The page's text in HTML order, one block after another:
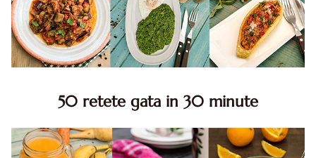
50 retete gata in 30 minute
minute. Retete rapide. Retete rapide de mancare. Idei
retete mancare rapid